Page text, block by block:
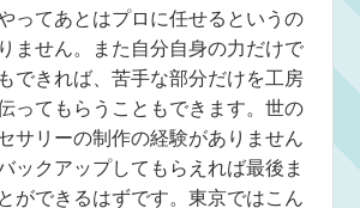
ってあとはプロに任せるというの
ません。また自分自身の力だけで
できれば、苦手な部分だけを工房
ってもらうこともできます。世の
サリーの制作の経験がありません
ックアップしてもらえれば最後ま
ができるはずです。東京ではこん